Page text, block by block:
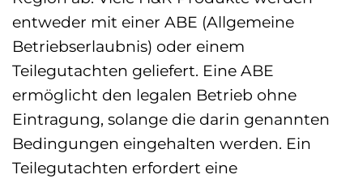
entweder mit einer ABE (Allgemeine
Betriebserlaubnis) oder einem
Teilegutachten geliefert. Eine ABE
ermöglicht den legalen Betrieb ohne
Eintragung, solange die darin genannten
Bedingungen eingehalten werden. Ein
Teilegutachten erfordert eine